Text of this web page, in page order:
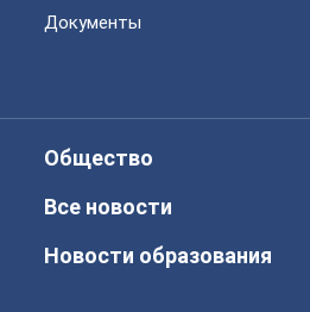
Документы
Общество
Все новости
Новости образования